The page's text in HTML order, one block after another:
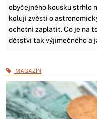
obyčejného kousku strhlo
kolují zvěsti o
ochotni zaplatit. Co je na
dětství tak výjimečného a
MAGAZÍN